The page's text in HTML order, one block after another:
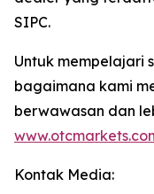
SIPC.
Untuk mempelajari
bagaimana kami
berwawasan dan
Kontak Media: